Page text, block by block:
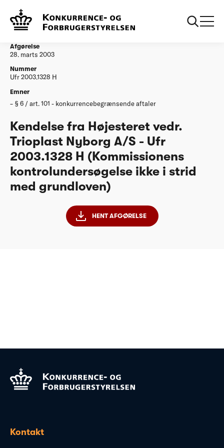
Afgørelser
Trioplast Nyborg AS Ufr 20031328 H
Afgørelse
28. marts 2003
Nummer
Ufr 2003.1328 H
Emner
§ 6 / art. 101 - konkurrencebegrænsende aftaler
Kendelse fra Højesteret vedr.
Trioplast Nyborg A/S - Ufr
2003.1328 H (Kommissionens
kontrolundersøgelse ikke i strid
med grundloven)
HENT AFGØRELSE
Kontakt